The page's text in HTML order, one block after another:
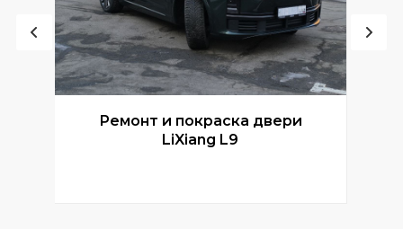
Ремонт и покраска двери
LiXiang L9